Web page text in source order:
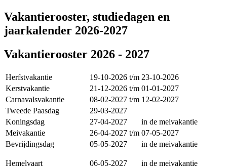
Vakantierooster, studiedagen en
jaarkalender 2026-2027
Vakantierooster 2026 - 2027
Herfstvakantie 19-10-2026 t/m 23-10-2026
Kerstvakantie
21-12-2026 t/m 01-01-2027
Carnavalsvakantie
08-02-2027 t/m 12-02-2027
Tweede Paasdag
29-03-2027
Koningsdag
27-04-2027
in de meivakantie
Meivakantie
26-04-2027 t/m 07-05-2027
Bevrijdingsdag
05-05-2027 in de meivakantie
Hemelvaart 06-05-2027 in de meivakantie